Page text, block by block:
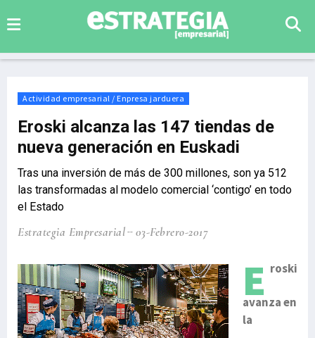
Actividad empresarial / Enpresa jarduera
Eroski alcanza las 147 tiendas de
nueva generación en Euskadi
Tras una inversión de más de 300 millones, son ya 512
las transformadas al modelo comercial ‘contigo’ en todo
el Estado
Estrategia Empresarial 03-Febrero-2017
E roski
avanza en
la